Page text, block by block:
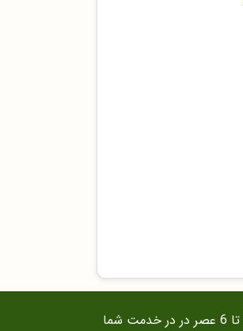
از شنبه تا پنج شنبه بین 9 تا 6 عصر در در خدمت شما